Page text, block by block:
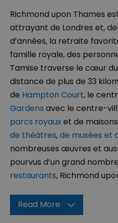
Richmond upon Thames
attrayant de Londres et,
d’années, la retraite
famille royale, des
Tamise traverse le cœur
distance de plus de 33
de Hampton Court, le
Gardens avec le centre-
parcs royaux et de maisons
de théâtres,de musées et
nombreuses œuvres et
pourvus d’un grand
restaurants, Richmond
Read More